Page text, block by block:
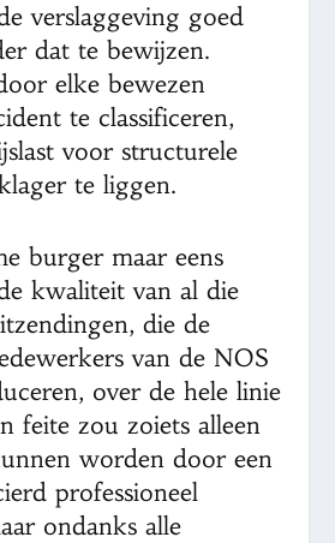
verslaggeving goed
dat te bewijzen.
elke bewezen
te classificeren,
voor structurele
te liggen.
burger maar eens
kwaliteit van al die
die de
van de NOS
over de hele linie
feite zou zoiets alleen
worden door een
professioneel
ondanks alle